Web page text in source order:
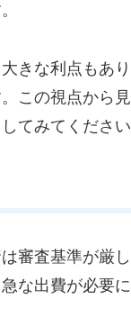
きな利点もあ
この視点から
てみてください
審査基準が厳
な出費が必要